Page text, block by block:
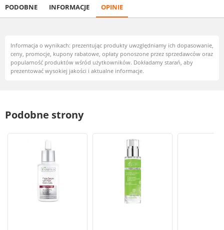
PODOBNE INFORMACJE OPINIE
Informacja o wynikach: prezentując produkty uwzględniamy ich dopasowanie,
ceny, promocje, kupony rabatowe, opłaty ponoszone przez sprzedawców oraz
popularność produktów wśród użytkowników. Dokładamy starań, aby
prezentować wysokiej jakości i aktualne informacje.
Podobne strony